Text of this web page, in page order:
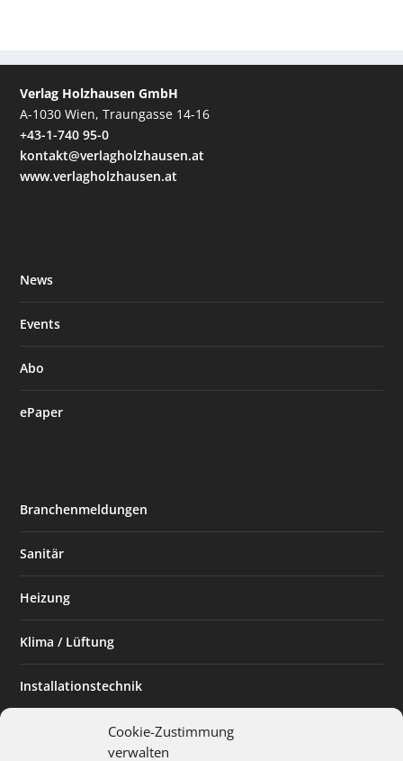
Cookie-Zustimmung
verwalten
Verlag Holzhausen GmbH
A-1030 Wien, Traungasse 14-16
+43-1-740 95-0
kontakt@verlagholzhausen.at
www.verlagholzhausen.at
News
Events
Abo
ePaper
Branchenmeldungen
Sanitär
Heizung
Klima / Lüftung
Installationstechnik
Planen & Bauen